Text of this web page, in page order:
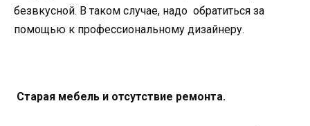
безвкусной. В таком случае, надо обратиться за
помощью к профессиональному дизайнеру.
Старая мебель и отсутствие ремонта.